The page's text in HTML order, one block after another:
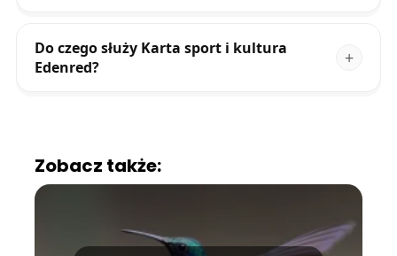
Do czego służy Karta sport i kultura
Edenred?
Zobacz także: